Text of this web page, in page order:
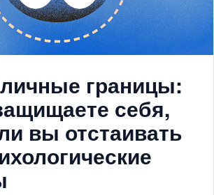
границы:
себя,
вы отстаивать